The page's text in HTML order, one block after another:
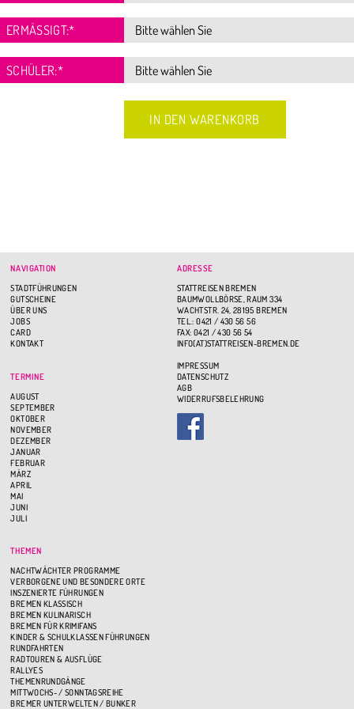
ERMÄSSIGT:*
SCHÜLER:*
NAVIGATION
STADTFÜHRUNGEN
GUTSCHEINE
ÜBER UNS
JOBS
CARD
KONTAKT
TERMINE
AUGUST
SEPTEMBER
OKTOBER
NOVEMBER
DEZEMBER
JANUAR
FEBRUAR
MÄRZ
APRIL
MAI
JUNI
JULI
THEMEN
NACHTWÄCHTER PROGRAMME
VERBORGENE UND BESONDERE ORTE
INSZENIERTE FÜHRUNGEN
BREMEN KLASSISCH
BREMEN KULINARISCH
BREMEN FÜR KRIMIFANS
KINDER & SCHULKLASSEN FÜHRUNGEN
RUNDFAHRTEN
RADTOUREN & AUSFLÜGE
RALLYES
THEMENRUNDGÄNGE
MITTWOCHS- / SONNTAGSREIHE
BREMER UNTERWELTEN / BUNKER
ADRESSE
STATTREISEN BREMEN
BAUMWOLLBÖRSE, RAUM 334
WACHTSTR. 24, 28195 BREMEN
TEL.: 0421 / 430 56 56
FAX: 0421 / 430 56 54
INFO(AT)STATTREISEN-BREMEN.DE
IMPRESSUM
DATENSCHUTZ
AGB
WIDERRUFSBELEHRUNG